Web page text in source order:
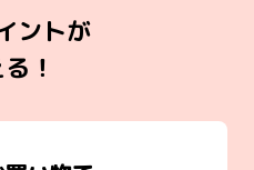
ントが
！